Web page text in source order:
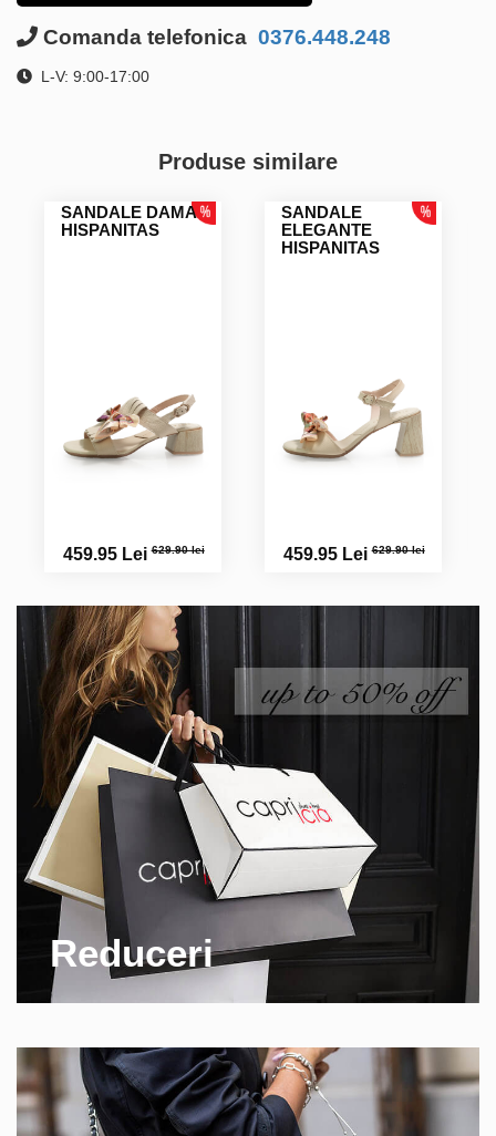
Comanda telefonica 0376.448.248
L-V: 9:00-17:00
Produse similare
SANDALE DAMA
HISPANITAS
459.95 Lei629.90 lei
SANDALE
ELEGANTE
HISPANITAS
459.95 Lei629.90 lei
Reduceri